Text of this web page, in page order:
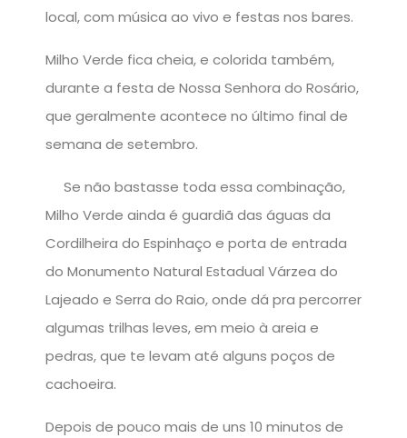
local, com música ao vivo e festas nos bares.
Milho Verde fica cheia, e colorida também,
durante a festa de Nossa Senhora do Rosário,
que geralmente acontece no último final de
semana de setembro.
Se não bastasse toda essa combinação,
Milho Verde ainda é guardiã das águas da
Cordilheira do Espinhaço e porta de entrada
do Monumento Natural Estadual Várzea do
Lajeado e Serra do Raio, onde dá pra percorrer
algumas trilhas leves, em meio à areia e
pedras, que te levam até alguns poços de
cachoeira.
Depois de pouco mais de uns 10 minutos de